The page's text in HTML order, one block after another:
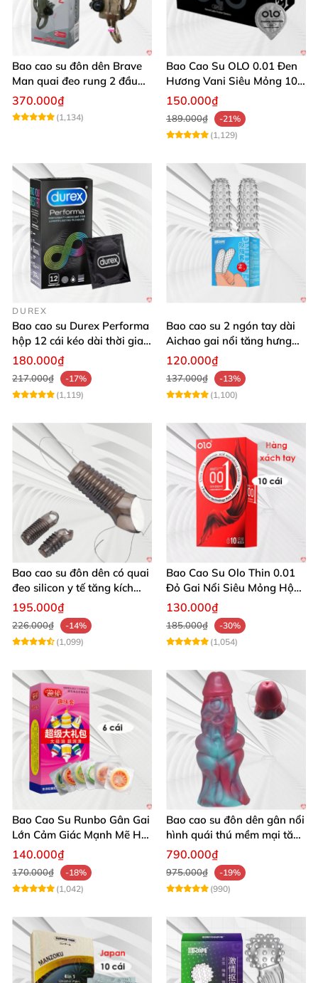
Bao cao su đôn dên Brave
Man quai đeo rung 2 đầu
nhánh phụ
370.000₫
(1,134)
Bao Cao Su OLO 0.01 Đen
Hương Vani Siêu Mỏng 10
Cái
150.000₫
189.000₫
-21%
(1,129)
DUREX
Bao cao su Durex Performa
hộp 12 cái kéo dài thời gian
an toàn
180.000₫
217.000₫
-17%
(1,119)
Bao cao su 2 ngón tay dài
Aichao gai nổi tăng hưng
phấn mượt 2 cái trong hộp
120.000₫
137.000₫
-13%
(1,100)
Bao cao su đôn dên có quai
đeo silicon y tế tăng kích
thước kéo dài
195.000₫
226.000₫
-14%
(1,099)
Bao Cao Su Olo Thin 0.01
Đỏ Gai Nổi Siêu Mỏng Hộp
10c
130.000₫
185.000₫
-30%
(1,054)
Bao Cao Su Runbo Gân Gai
Lớn Cảm Giác Mạnh Mẽ Hút
Hồn
140.000₫
170.000₫
-18%
(1,042)
Bao cao su đôn dên gân nổi
hình quái thú mềm mại tăng
khoái cảm
790.000₫
975.000₫
-19%
(990)